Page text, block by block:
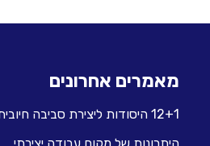
מאמרים אחרונים
12+1 היסודות ליצירת סביבה חיובית ואושר ארגוני